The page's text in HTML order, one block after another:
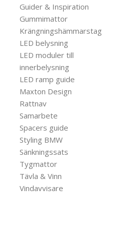
Guider & Inspiration
Gummimattor
Krängningshämmarstag
LED belysning
LED moduler till
innerbelysning
LED ramp guide
Maxton Design
Rattnav
Samarbete
Spacers guide
Styling BMW
Sänkningssats
Tygmattor
Tävla & Vinn
Vindavvisare